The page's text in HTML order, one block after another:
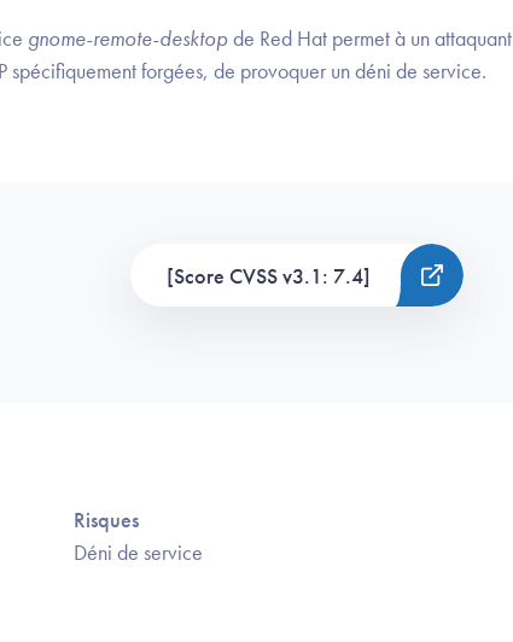
gnome-remote-desktopde Red Hat permet à un attaquant
spécifiquement forgées, de provoquer un déni de service.
[Score CVSS v3.1: 7.4]
Risques
Déni de service